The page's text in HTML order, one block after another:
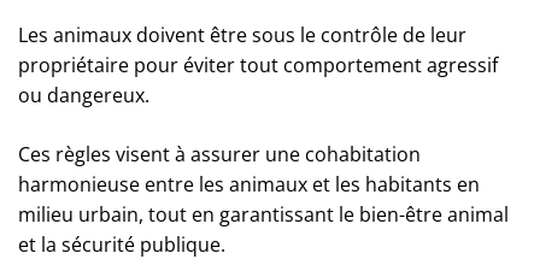
Les animaux doivent être sous le contrôle de leur
propriétaire pour éviter tout comportement agressif
ou dangereux.
Ces règles visent à assurer une cohabitation
harmonieuse entre les animaux et les habitants en
milieu urbain, tout en garantissant le bien-être animal
et la sécurité publique.